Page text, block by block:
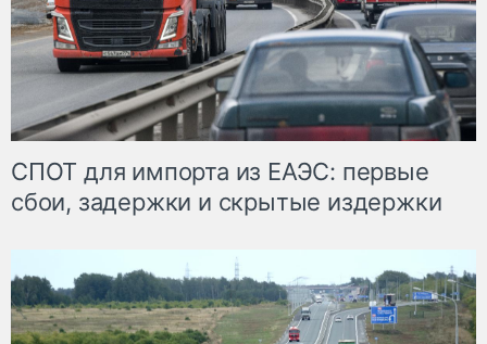
СПОТ для импорта из ЕАЭС: первые
сбои, задержки и скрытые издержки